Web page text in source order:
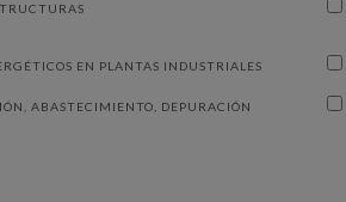
EN PLANTAS INDUSTRIALES
ABASTECIMIENTO, DEPURACIÓN